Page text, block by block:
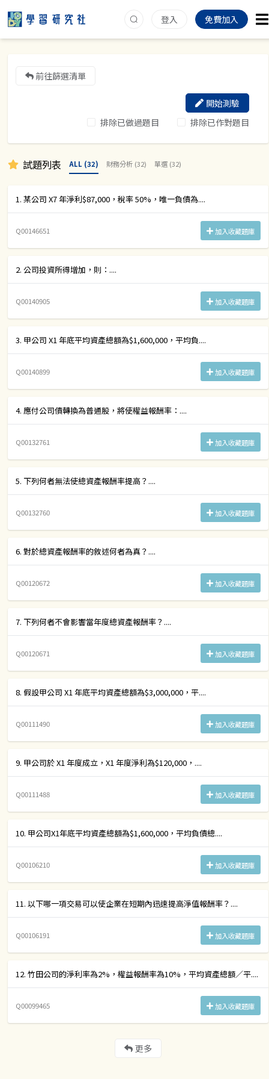
登入 免費加入
前往篩選清單
排除已做過題目 排除已作對題目
開始測驗
試題列表 ALL (32) 財務分析 (32) 單選 (32)
1. 某公司 X7 年淨利$87,000，稅率 50%，唯一負債為....
Q00146651 加入收藏題庫
2. 公司投資所得增加，則：....
Q00140905 加入收藏題庫
3. 甲公司 X1 年底平均資產總額為$1,600,000，平均負....
Q00140899 加入收藏題庫
4. 應付公司債轉換為普通股，將使權益報酬率：....
Q00132761 加入收藏題庫
5. 下列何者無法使總資產報酬率提高？....
Q00132760 加入收藏題庫
6. 對於總資產報酬率的敘述何者為真？....
Q00120672 加入收藏題庫
7. 下列何者不會影響當年度總資產報酬率？....
Q00120671 加入收藏題庫
8. 假設甲公司 X1 年底平均資產總額為$3,000,000，平....
Q00111490 加入收藏題庫
9. 甲公司於 X1 年度成立，X1 年度淨利為$120,000，....
Q00111488 加入收藏題庫
10. 甲公司X1年底平均資產總額為$1,600,000，平均負債總....
Q00106210 加入收藏題庫
11. 以下哪一項交易可以使企業在短期內迅速提高淨值報酬率？....
Q00106191 加入收藏題庫
12. 竹田公司的淨利率為2%，權益報酬率為10%，平均資產總額／平....
Q00099465 加入收藏題庫
更多